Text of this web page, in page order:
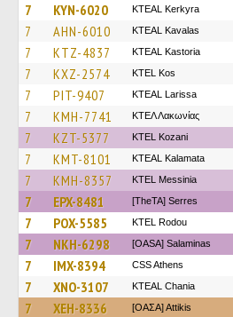
7 KYN-6020 KTEAL Kerkyra
7 AHN-6010 KTEAL Kavalas
7 KTZ-4837 KTEAL Kastoria
7 KXZ-2574 KTEL Kos
7 PIT-9407 KTEAL Larissa
7 KMH-7741 ΚΤΕΛ Λακωνίας
7 KZT-5377 ΚΤΕL Kozani
7 KMT-8101 KTEAL Kalamata
7 KMH-8357 KTEL Messinia
7 EPX-8481 [TheTA] Serres
7 POX-5585 ΚΤΕL Rodou
7 NKH-6298 [OASA] Salaminas
7 IMX-8394 CSS Athens
7 XNO-3107 KTEAL Chania
7 XEH-8336 [ΟΑΣΑ] Αttikis